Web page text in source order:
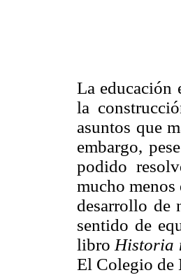
La educación
la
asuntos que
embargo,
podido
mucho
desarrollo de
sentido de
libro Historia
El Colegio de